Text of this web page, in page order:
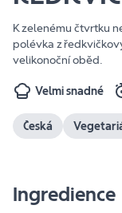
K zelenému čtvrtku
polévka z
velikonoční oběd.
Velmi snadné
Česká
Ingredience